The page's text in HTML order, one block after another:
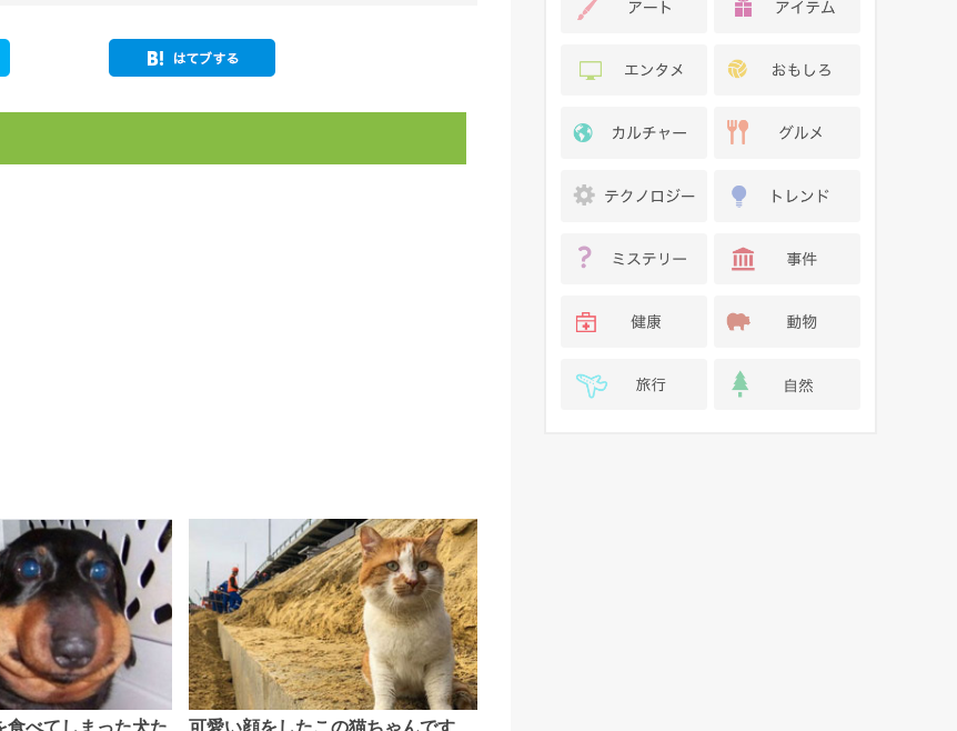
食べてしまった犬た 可愛い顔をしたこの猫ちゃんです